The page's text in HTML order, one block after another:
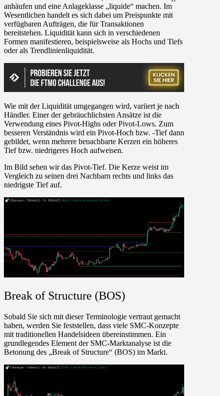
anhäufen und eine Anlageklasse „liquide“ machen. Im
Wesentlichen handelt es sich dabei um Preispunkte mit
verfügbaren Aufträgen, die für Transaktionen
bereitstehen. Liquidität kann sich in verschiedenen
Formen manifestieren, beispielsweise als Hochs und Tiefs
oder als Trendlinienliquidität.
Wie mit der Liquidität umgegangen wird, variiert je nach
Händler. Einer der gebräuchlichsten Ansätze ist die
Verwendung eines Pivot-Highs oder Pivot-Lows. Zum
besseren Verständnis wird ein Pivot-Hoch bzw. -Tief dann
gebildet, wenn mehrere benachbarte Kerzen ein höheres
Tief bzw. niedrigeres Hoch aufweisen.
Im Bild sehen wir das Pivot-Tief. Die Kerze weist im
Vergleich zu seinen drei Nachbarn rechts und links das
niedrigste Tief auf.
Break of Structure (BOS)
Sobald Sie sich mit dieser Terminologie vertraut gemacht
haben, werden Sie feststellen, dass viele SMC-Konzepte
mit traditionellen Handelsideen übereinstimmen. Ein
grundlegendes Element der SMC-Marktanalyse ist die
Betonung des „Break of Structure“ (BOS) im Markt.